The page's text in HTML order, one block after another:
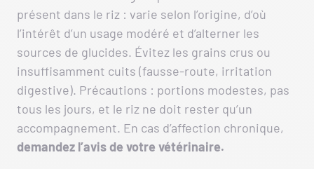
présent dans le riz : varie selon l’origine, d’où
l’intérêt d’un usage modéré et d’alterner les
sources de glucides. Évitez les grains crus ou
insuffisamment cuits (fausse-route, irritation
digestive). Précautions : portions modestes, pas
tous les jours, et le riz ne doit rester qu’un
accompagnement. En cas d’affection chronique,
demandez l’avis de votre vétérinaire.